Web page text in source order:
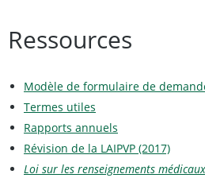
Ressources
Modèle de formulaire de
Termes utiles
Rapports annuels
Révision de la LAIPVP (2017)
Loi sur les renseignements